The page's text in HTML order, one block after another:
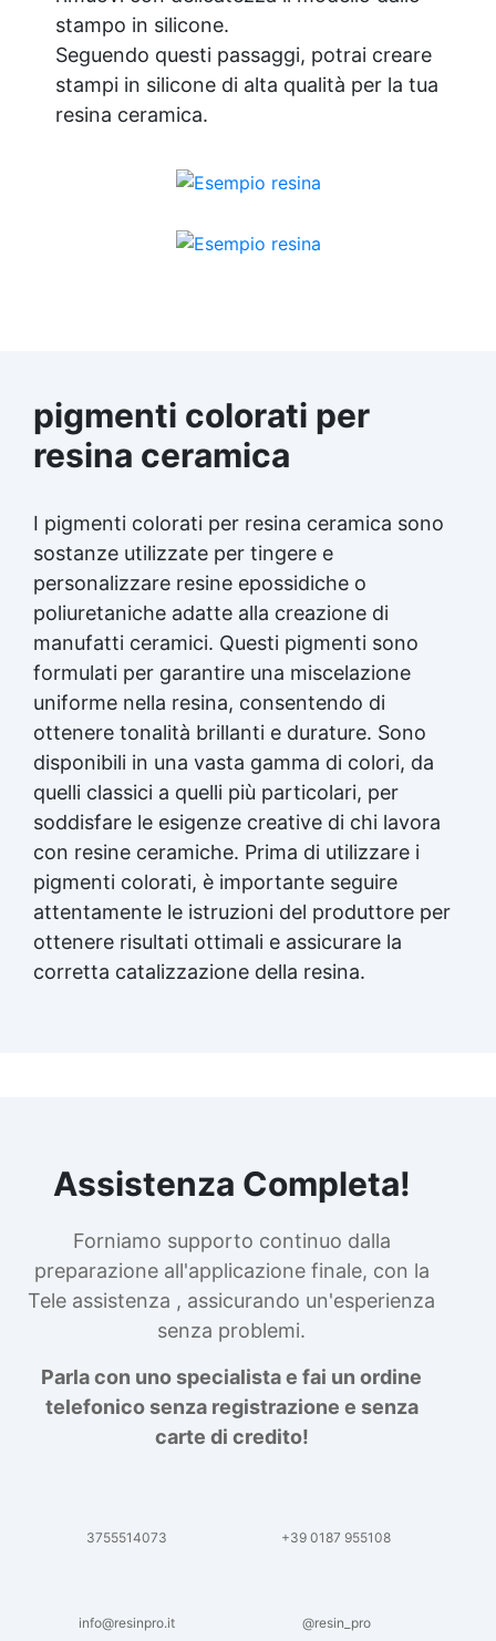
stampo in silicone.
Seguendo questi passaggi, potrai creare
stampi in silicone di alta qualità per la tua
resina ceramica.
pigmenti colorati per
resina ceramica
I pigmenti colorati per resina ceramica sono
sostanze utilizzate per tingere e
personalizzare resine epossidiche o
poliuretaniche adatte alla creazione di
manufatti ceramici. Questi pigmenti sono
formulati per garantire una miscelazione
uniforme nella resina, consentendo di
ottenere tonalità brillanti e durature. Sono
disponibili in una vasta gamma di colori, da
quelli classici a quelli più particolari, per
soddisfare le esigenze creative di chi lavora
con resine ceramiche. Prima di utilizzare i
pigmenti colorati, è importante seguire
attentamente le istruzioni del produttore per
ottenere risultati ottimali e assicurare la
corretta catalizzazione della resina.
Assistenza Completa!
Forniamo supporto continuo dalla
preparazione all'applicazione finale, con la
Tele assistenza , assicurando un'esperienza
senza problemi.
Parla con uno specialista e fai un ordine
telefonico senza registrazione e senza
carte di credito!
3755514073 +39 0187 955108
info@resinpro.it @resin_pro